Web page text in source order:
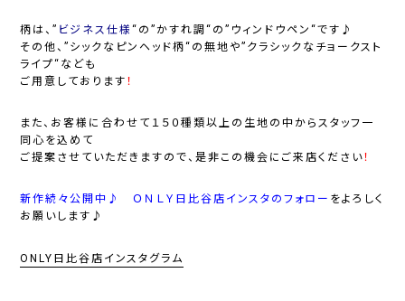
柄は、” ビジネス仕様“の” かすれ調“の” ウィンドウペン“です♪
その他、” シックなピンヘッド柄“の無地や”ク ラシックなチョークスト
ライプ“なども
ご用意しております ！
また、お客様に合わせて１５０種類以上の生地の中からスタッフ一
同心を込めて
ご提案させていただきますので、是非この機会にご来店ください！
新作続々公開中♪ ＯＮＬＹ日比谷店インスタのフォロー をよろしく
お願いします♪
ONLY日比谷店インスタグラム